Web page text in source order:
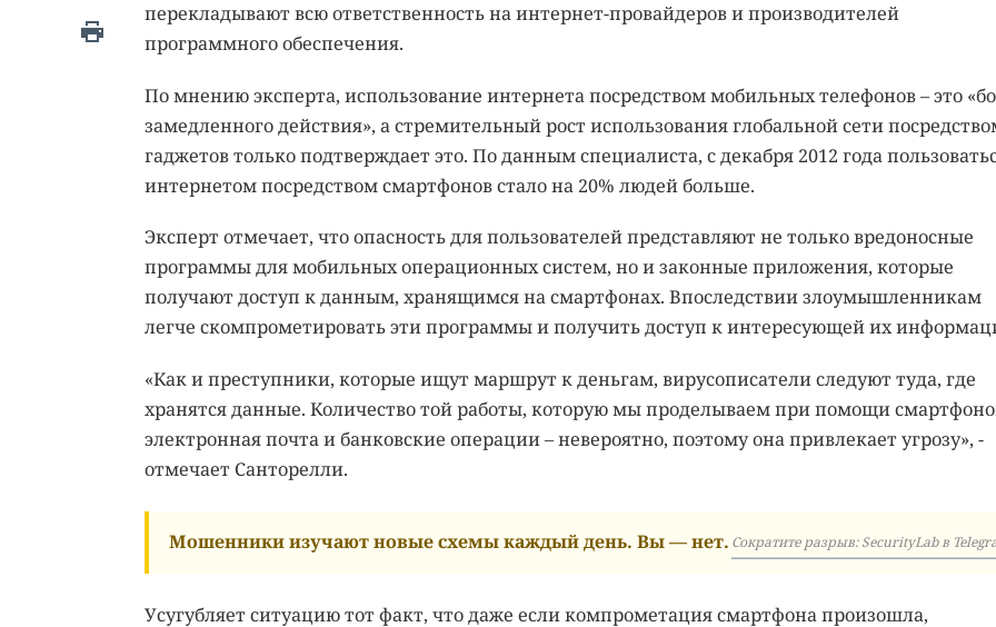
перекладывают всю ответственность на интернет-провайдеров и производителей
программного обеспечения.
По мнению эксперта, использование интернета посредством мобильных телефонов – это
замедленного действия», а стремительный рост использования глобальной сети
гаджетов только подтверждает это. По данным специалиста, с декабря 2012 года
интернетом посредством смартфонов стало на 20% людей больше.
Эксперт отмечает, что опасность для пользователей представляют не только вредоносные
программы для мобильных операционных систем, но и законные приложения, которые
получают доступ к данным, хранящимся на смартфонах. Впоследствии злоумышленникам
легче скомпрометировать эти программы и получить доступ к интересующей их
«Как и преступники, которые ищут маршрут к деньгам, вирусописатели следуют туда, где
хранятся данные. Количество той работы, которую мы проделываем при помощи
электронная почта и банковские операции – невероятно, поэтому она привлекает угрозу», -
отмечает Санторелли.
Мошенники изучают новые схемы каждый день. Вы — нет. Сократите разрыв: SecurityLab в
Усугубляет ситуацию тот факт, что даже если компрометация смартфона произошла,